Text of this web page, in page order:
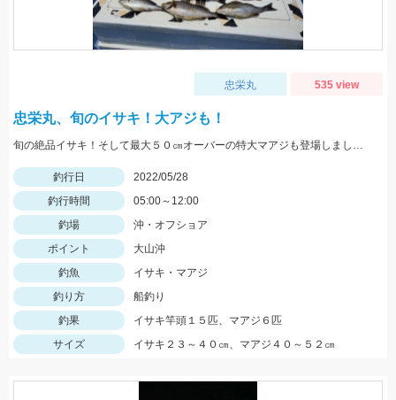
忠栄丸 535 view
忠栄丸、旬のイサキ！大アジも！
旬の絶品イサキ！そして最大５０㎝オーバーの特大マアジも登場しました。
釣行日
2022/05/28
釣行時間
05:00～12:00
釣場
沖・オフショア
ポイント
大山沖
釣魚
イサキ・マアジ
釣り方
船釣り
釣果
イサキ竿頭１５匹、マアジ６匹
サイズ
イサキ２３～４０㎝、マアジ４０～５２㎝